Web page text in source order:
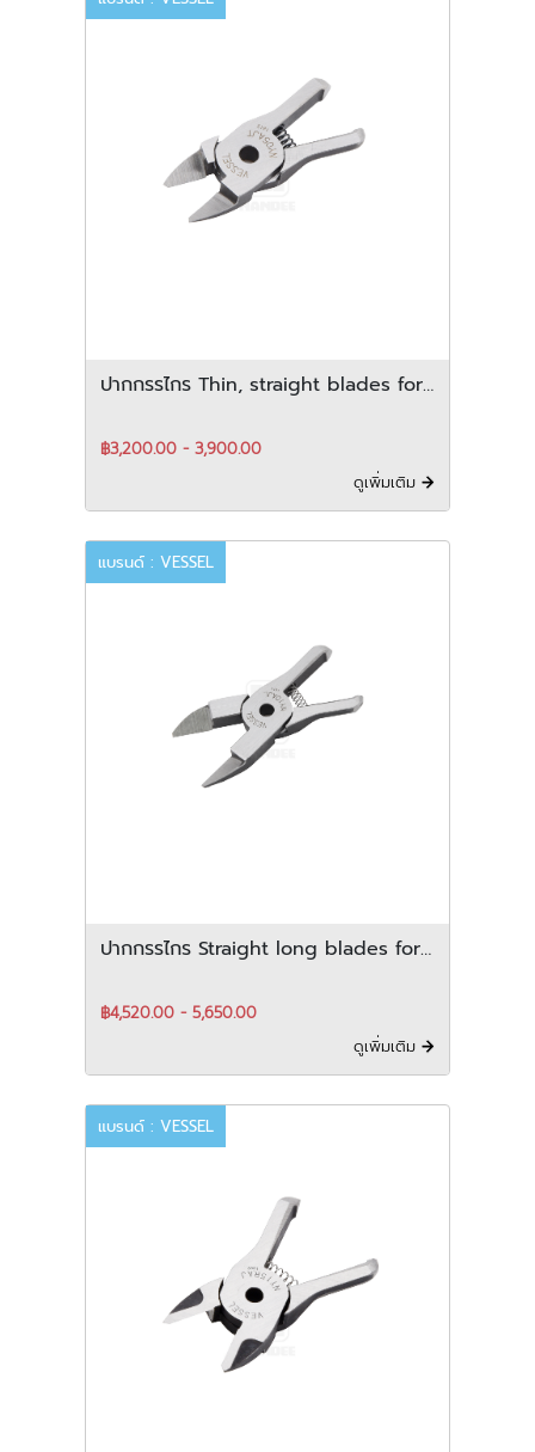
ปากกรรไกร Thin, straight blades for
฿3,200.00 - 3,900.00
ดูเพิ่มเติม
แบรนด์ : VESSEL
ปากกรรไกร Straight long blades for
฿4,520.00 - 5,650.00
ดูเพิ่มเติม
แบรนด์ : VESSEL